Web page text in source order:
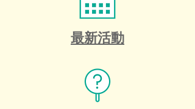
最新活動